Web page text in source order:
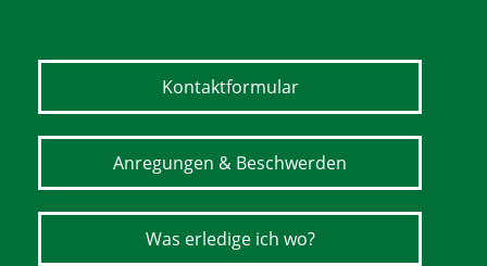
Kontaktformular
Anregungen & Beschwerden
Was erledige ich wo?